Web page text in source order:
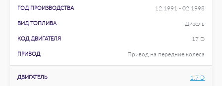
ГОД ПРОИЗВОДСТВА 12.1991 - 02.1998
ВИД ТОПЛИВА Дизель
КОД ДВИГАТЕЛЯ 17 D
ПРИВОД Привод на передние колеса
ДВИГАТЕЛЬ 1.7 D